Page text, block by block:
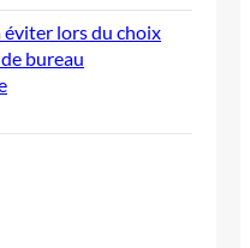
éviter lors du choix
bureau